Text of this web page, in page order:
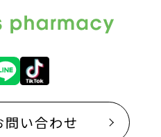
問い合わせ